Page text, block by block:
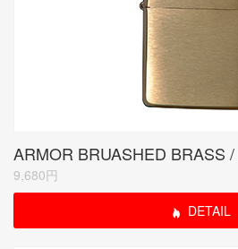
9,680円
DETAIL